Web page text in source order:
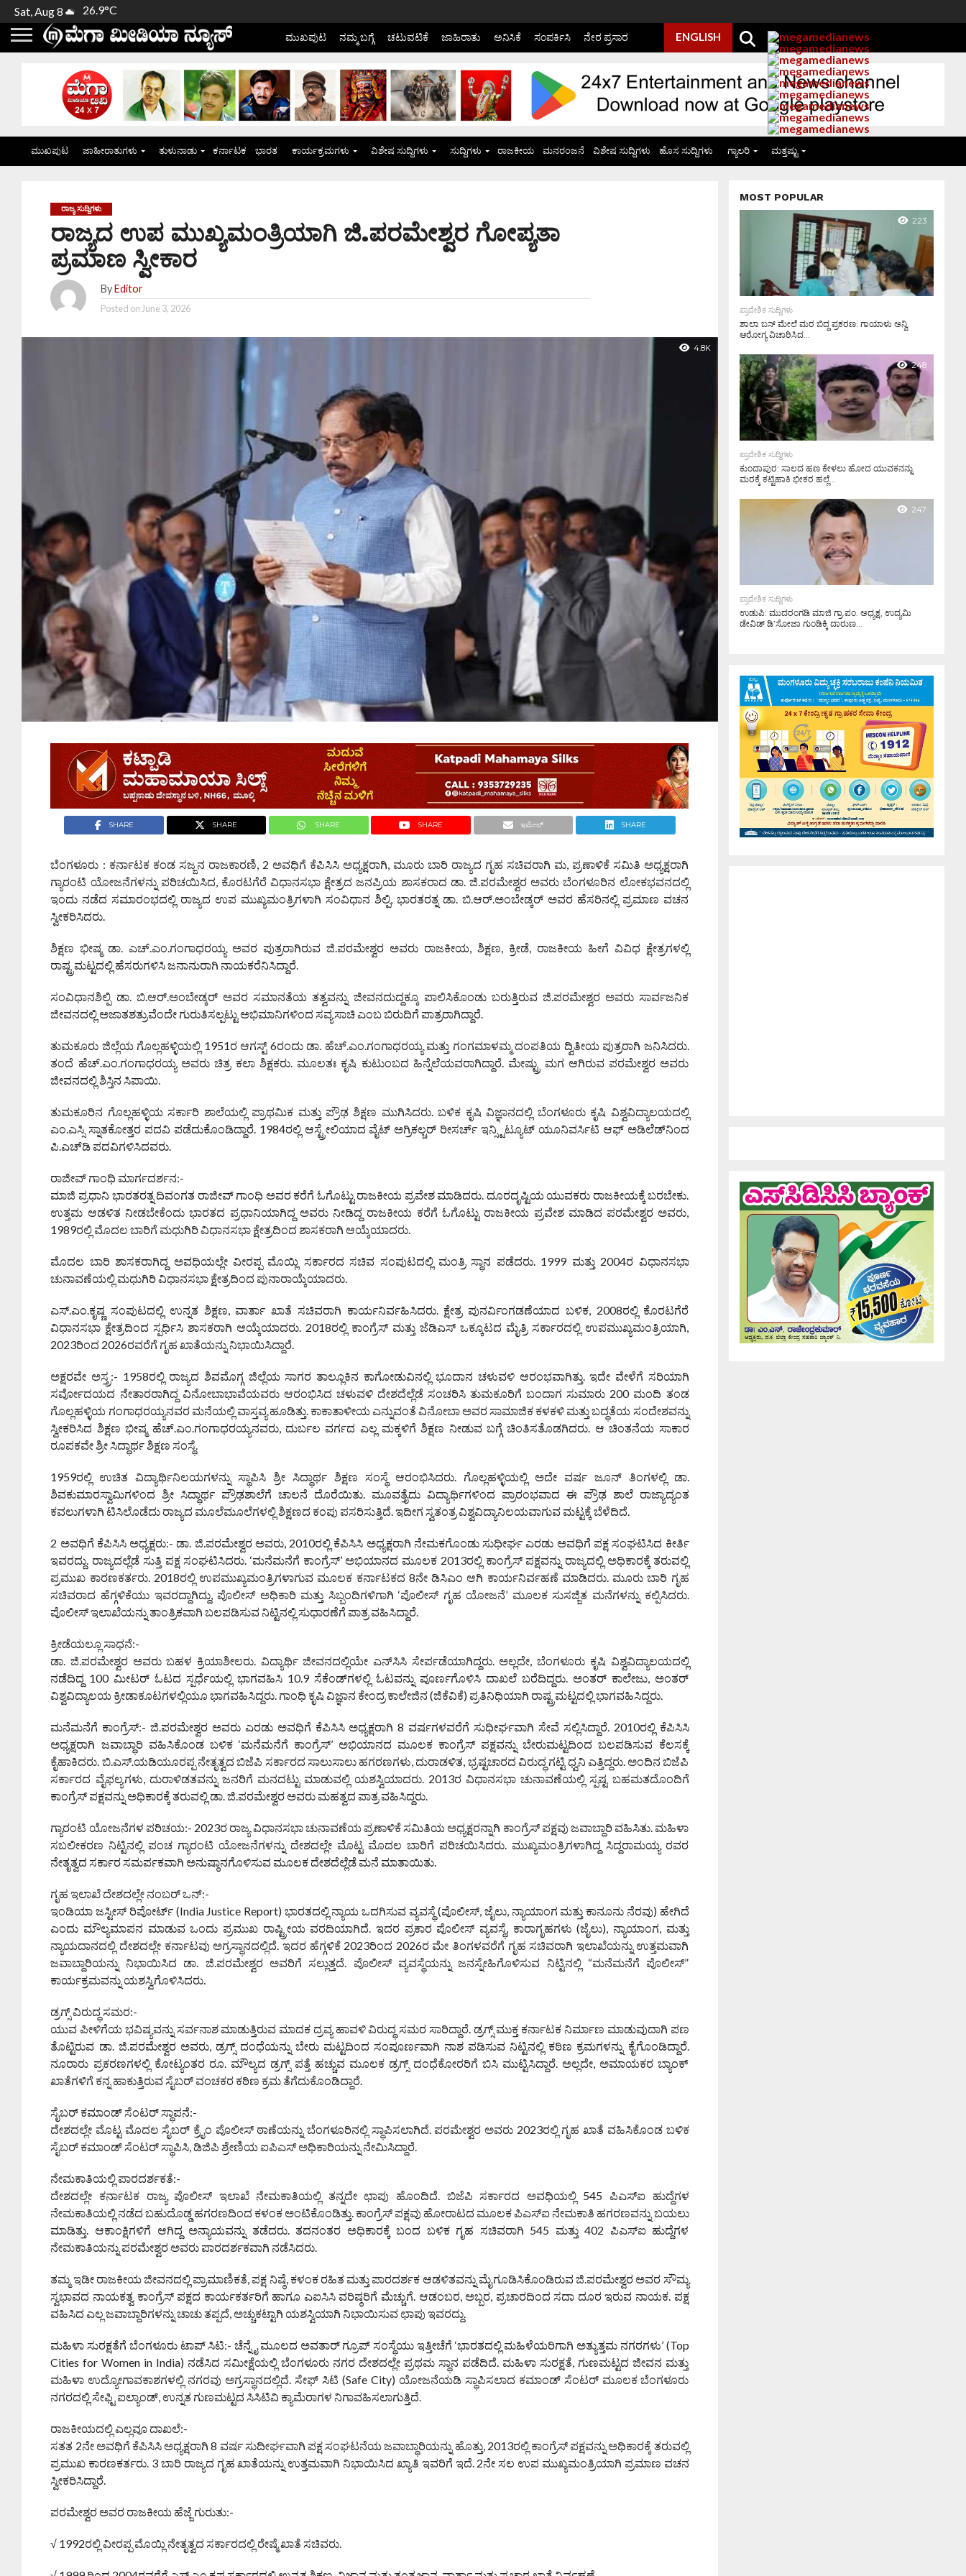
Sat, Aug 8 26.9°C
ಮುಖಪುಟ ನಮ್ಮ ಬಗ್ಗೆ ಚಟುವಟಿಕೆ ಜಾಹಿರಾತು ಅನಿಸಿಕೆ ಸಂಪರ್ಕಿಸಿ ನೇರ ಪ್ರಸಾರ ENGLISH
ಮುಖಪುಟ ಜಾಹೀರಾತುಗಳು ತುಳುನಾಡು ಕರ್ನಾಟಕ ಭಾರತ ಕಾರ್ಯಕ್ರಮಗಳು ವಿಶೇಷ ಸುದ್ದಿಗಳು ಸುದ್ದಿಗಳು ರಾಜಕೀಯ ಮನರಂಜನೆ ವಿಶೇಷ ಸುದ್ದಿಗಳು ಹೊಸ ಸುದ್ದಿಗಳು ಗ್ಯಾಲರಿ ಮತ್ತಷ್ಟು
ರಾಜ್ಯ ಸುದ್ದಿಗಳು
ರಾಜ್ಯದ ಉಪ ಮುಖ್ಯಮಂತ್ರಿಯಾಗಿ ಜಿ.ಪರಮೇಶ್ವರ ಗೋಪ್ಯತಾ
ಪ್ರಮಾಣ ಸ್ವೀಕಾರ
By Editor
Posted on June 3, 2026
4.8K
SHARE SHARE SHARE SHARE ಇಮೇಲ್ SHARE
ಬೆಂಗಳೂರು : ಕರ್ನಾಟಕ ಕಂಡ ಸಜ್ಜನ ರಾಜಕಾರಣಿ, 2 ಅವಧಿಗೆ ಕೆಪಿಸಿಸಿ ಅಧ್ಯಕ್ಷರಾಗಿ, ಮೂರು ಬಾರಿ ರಾಜ್ಯದ ಗೃಹ ಸಚಿವರಾಗಿ ಮ, ಪ್ರಣಾಳಿಕೆ ಸಮಿತಿ ಅಧ್ಯಕ್ಷರಾಗಿ
ಗ್ಯಾರಂಟಿ ಯೋಜನೆಗಳನ್ನು ಪರಿಚಯಿಸಿದ, ಕೊರಟಗೆರೆ ವಿಧಾನಸಭಾ ಕ್ಷೇತ್ರದ ಜನಪ್ರಿಯ ಶಾಸಕರಾದ ಡಾ. ಜಿ.ಪರಮೇಶ್ವರ ಅವರು ಬೆಂಗಳೂರಿನ ಲೋಕಭವನದಲ್ಲಿ
ಇಂದು ನಡೆದ ಸಮಾರಂಭದಲ್ಲಿ ರಾಜ್ಯದ ಉಪ ಮುಖ್ಯಮಂತ್ರಿಗಳಾಗಿ ಸಂವಿಧಾನ ಶಿಲ್ಪಿ, ಭಾರತರತ್ನ ಡಾ. ಬಿ.ಆರ್.ಅಂಬೇಡ್ಕರ್ ಅವರ ಹೆಸರಿನಲ್ಲಿ ಪ್ರಮಾಣ ವಚನ
ಸ್ವೀಕರಿಸಿದರು.
ಶಿಕ್ಷಣ ಭೀಷ್ಮ ಡಾ. ಎಚ್.ಎಂ.ಗಂಗಾಧರಯ್ಯ ಅವರ ಪುತ್ರರಾಗಿರುವ ಜಿ.ಪರಮೇಶ್ವರ ಅವರು ರಾಜಕೀಯ, ಶಿಕ್ಷಣ, ಕ್ರೀಡೆ, ರಾಜಕೀಯ ಹೀಗೆ ವಿವಿಧ ಕ್ಷೇತ್ರಗಳಲ್ಲಿ
ರಾಷ್ಟ್ರಮಟ್ಟದಲ್ಲಿ ಹೆಸರುಗಳಿಸಿ ಜನಾನುರಾಗಿ ನಾಯಕರೆನಿಸಿದ್ದಾರೆ.
ಸಂವಿಧಾನಶಿಲ್ಪಿ ಡಾ. ಬಿ.ಆರ್.ಅಂಬೇಡ್ಕರ್ ಅವರ ಸಮಾನತೆಯ ತತ್ವವನ್ನು ಜೀವನದುದ್ದಕ್ಕೂ ಪಾಲಿಸಿಕೊಂಡು ಬರುತ್ತಿರುವ ಜಿ.ಪರಮೇಶ್ವರ ಅವರು ಸಾರ್ವಜನಿಕ
ಜೀವನದಲ್ಲಿ ಅಜಾತಶತ್ರುವೆಂದೇ ಗುರುತಿಸಲ್ಪಟ್ಟು ಅಭಿಮಾನಿಗಳಿಂದ ಸವ್ಯಸಾಚಿ ಎಂಬ ಬಿರುದಿಗೆ ಪಾತ್ರರಾಗಿದ್ದಾರೆ.
ತುಮಕೂರು ಜಿಲ್ಲೆಯ ಗೊಲ್ಲಹಳ್ಳಿಯಲ್ಲಿ 1951ರ ಆಗಸ್ಟ್ 6ರಂದು ಡಾ. ಹೆಚ್.ಎಂ.ಗಂಗಾಧರಯ್ಯ ಮತ್ತು ಗಂಗಮಾಳಮ್ಮ ದಂಪತಿಯ ದ್ವಿತೀಯ ಪುತ್ರರಾಗಿ ಜನಿಸಿದರು.
ತಂದೆ ಹೆಚ್.ಎಂ.ಗಂಗಾಧರಯ್ಯ ಅವರು ಚಿತ್ರ ಕಲಾ ಶಿಕ್ಷಕರು. ಮೂಲತಃ ಕೃಷಿ ಕುಟುಂಬದ ಹಿನ್ನೆಲೆಯವರಾಗಿದ್ದಾರೆ. ಮೇಷ್ಟ್ರು ಮಗ ಆಗಿರುವ ಪರಮೇಶ್ವರ ಅವರು
ಜೀವನದಲ್ಲಿ ಶಿಸ್ತಿನ ಸಿಪಾಯಿ.
ತುಮಕೂರಿನ ಗೊಲ್ಲಹಳ್ಳಿಯ ಸರ್ಕಾರಿ ಶಾಲೆಯಲ್ಲಿ ಪ್ರಾಥಮಿಕ ಮತ್ತು ಪ್ರೌಢ ಶಿಕ್ಷಣ ಮುಗಿಸಿದರು. ಬಳಿಕ ಕೃಷಿ ವಿಜ್ಞಾನದಲ್ಲಿ ಬೆಂಗಳೂರು ಕೃಷಿ ವಿಶ್ವವಿದ್ಯಾಲಯದಲ್ಲಿ
ಎಂ.ಎಸ್ಸಿ ಸ್ನಾತಕೋತ್ತರ ಪದವಿ ಪಡೆದುಕೊಂಡಿದ್ದಾರೆ. 1984ರಲ್ಲಿ ಆಸ್ಟ್ರೇಲಿಯಾದ ವೈಟ್ ಅಗ್ರಿಕಲ್ಚರ್ ರೀಸರ್ಚ್ ಇನ್ಸ್ಟಿಟ್ಯೂಟ್ ಯೂನಿವರ್ಸಿಟಿ ಆಫ್ ಅಡಿಲೆಡ್‌ನಿಂದ
ಪಿ.ಎಚ್‌ಡಿ ಪದವಿಗಳಿಸಿದವರು.
ರಾಜೀವ್ ಗಾಂಧಿ ಮಾರ್ಗದರ್ಶನ:-
ಮಾಜಿ ಪ್ರಧಾನಿ ಭಾರತರತ್ನ ದಿವಂಗತ ರಾಜೀವ್ ಗಾಂಧಿ ಅವರ ಕರೆಗೆ ಓಗೊಟ್ಟು ರಾಜಕೀಯ ಪ್ರವೇಶ ಮಾಡಿದರು. ದೂರದೃಷ್ಟಿಯ ಯುವಕರು ರಾಜಕೀಯಕ್ಕೆ ಬರಬೇಕು.
ಉತ್ತಮ ಆಡಳಿತ ನೀಡಬೇಕೆಂದು ಭಾರತದ ಪ್ರಧಾನಿಯಾಗಿದ್ದ ಅವರು ನೀಡಿದ್ದ ರಾಜಕೀಯ ಕರೆಗೆ ಓಗೊಟ್ಟು ರಾಜಕೀಯ ಪ್ರವೇಶ ಮಾಡಿದ ಪರಮೇಶ್ವರ ಅವರು,
1989ರಲ್ಲಿ ಮೊದಲ ಬಾರಿಗೆ ಮಧುಗಿರಿ ವಿಧಾನಸಭಾ ಕ್ಷೇತ್ರದಿಂದ ಶಾಸಕರಾಗಿ ಆಯ್ಕೆಯಾದರು.
ಮೊದಲ ಬಾರಿ ಶಾಸಕರಾಗಿದ್ದ ಅವಧಿಯಲ್ಲೇ ವೀರಪ್ಪ ಮೊಯ್ಲಿ ಸರ್ಕಾರದ ಸಚಿವ ಸಂಪುಟದಲ್ಲಿ ಮಂತ್ರಿ ಸ್ಥಾನ ಪಡೆದರು. 1999 ಮತ್ತು 2004ರ ವಿಧಾನಸಭಾ
ಚುನಾವಣೆಯಲ್ಲಿ ಮಧುಗಿರಿ ವಿಧಾನಸಭಾ ಕ್ಷೇತ್ರದಿಂದ ಪುನಾರಾಯ್ಕೆಯಾದರು.
ಎಸ್.ಎಂ.ಕೃಷ್ಣ ಸಂಪುಟದಲ್ಲಿ ಉನ್ನತ ಶಿಕ್ಷಣ, ವಾರ್ತಾ ಖಾತೆ ಸಚಿವರಾಗಿ ಕಾರ್ಯನಿರ್ವಹಿಸಿದರು. ಕ್ಷೇತ್ರ ಪುನರ್ವಿಂಗಡಣೆಯಾದ ಬಳಿಕ, 2008ರಲ್ಲಿ ಕೊರಟಗೆರೆ
ವಿಧಾನಸಭಾ ಕ್ಷೇತ್ರದಿಂದ ಸ್ಪರ್ಧಿಸಿ ಶಾಸಕರಾಗಿ ಆಯ್ಕೆಯಾದರು. 2018ರಲ್ಲಿ ಕಾಂಗ್ರೆಸ್ ಮತ್ತು ಜೆಡಿಎಸ್ ಒಕ್ಕೂಟದ ಮೈತ್ರಿ ಸರ್ಕಾರದಲ್ಲಿ ಉಪಮುಖ್ಯಮಂತ್ರಿಯಾಗಿ,
2023ರಿಂದ 2026ರವರೆಗೆ ಗೃಹ ಖಾತೆಯನ್ನು ನಿಭಾಯಿಸಿದ್ದಾರೆ.
ಅಕ್ಷರವೇ ಅಸ್ತ್ರ:- 1958ರಲ್ಲಿ ರಾಜ್ಯದ ಶಿವಮೊಗ್ಗ ಜಿಲ್ಲೆಯ ಸಾಗರ ತಾಲ್ಲೂಕಿನ ಕಾಗೋಡುವಿನಲ್ಲಿ ಭೂದಾನ ಚಳುವಳಿ ಆರಂಭವಾಗಿತ್ತು. ಇದೇ ವೇಳೆಗೆ ಸರಿಯಾಗಿ
ಸರ್ವೋದಯದ ನೇತಾರರಾಗಿದ್ದ ವಿನೋಬಾಭಾವೆಯವರು ಆರಂಭಿಸಿದ ಚಳುವಳಿ ದೇಶದೆಲ್ಲೆಡೆ ಸಂಚರಿಸಿ ತುಮಕೂರಿಗೆ ಬಂದಾಗ ಸುಮಾರು 200 ಮಂದಿ ತಂಡ
ಗೊಲ್ಲಹಳ್ಳಿಯ ಗಂಗಾಧರಯ್ಯನವರ ಮನೆಯಲ್ಲಿ ವಾಸ್ತವ್ಯ ಹೂಡಿತ್ತು. ಕಾಕಾತಾಳೀಯ ಎನ್ನುವಂತೆ ವಿನೋಬಾ ಅವರ ಸಾಮಾಜಿಕ ಕಳಕಳಿ ಮತ್ತು ಬದ್ಧತೆಯ ಸಂದೇಶವನ್ನು
ಸ್ವೀಕರಿಸಿದ ಶಿಕ್ಷಣ ಭೀಷ್ಮ ಹೆಚ್.ಎಂ.ಗಂಗಾಧರಯ್ಯನವರು, ದುರ್ಬಲ ವರ್ಗದ ಎಲ್ಲ ಮಕ್ಕಳಿಗೆ ಶಿಕ್ಷಣ ನೀಡುವ ಬಗ್ಗೆ ಚಿಂತಿಸತೊಡಗಿದರು. ಆ ಚಿಂತನೆಯ ಸಾಕಾರ
ರೂಪಕವೇ ಶ್ರೀ ಸಿದ್ಧಾರ್ಥ ಶಿಕ್ಷಣ ಸಂಸ್ಥೆ.
1959ರಲ್ಲಿ ಉಚಿತ ವಿದ್ಯಾರ್ಥಿನಿಲಯಗಳನ್ನು ಸ್ಥಾಪಿಸಿ ಶ್ರೀ ಸಿದ್ಧಾರ್ಥ ಶಿಕ್ಷಣ ಸಂಸ್ಥೆ ಆರಂಭಿಸಿದರು. ಗೊಲ್ಲಹಳ್ಳಿಯಲ್ಲಿ ಅದೇ ವರ್ಷ ಜೂನ್ ತಿಂಗಳಲ್ಲಿ ಡಾ.
ಶಿವಕುಮಾರಸ್ವಾಮಿಗಳಿಂದ ಶ್ರೀ ಸಿದ್ಧಾರ್ಥ ಪ್ರೌಢಶಾಲೆಗೆ ಚಾಲನೆ ದೊರೆಯಿತು. ಮೂವತ್ತೈದು ವಿದ್ಯಾರ್ಥಿಗಳಿಂದ ಪ್ರಾರಂಭವಾದ ಈ ಪ್ರೌಢ ಶಾಲೆ ರಾಜ್ಯಾದ್ಯಂತ
ಕವಲುಗಳಾಗಿ ಟಿಸಿಲೊಡೆದು ರಾಜ್ಯದ ಮೂಲೆಮೂಲೆಗಳಲ್ಲಿ ಶಿಕ್ಷಣದ ಕಂಪು ಪಸರಿಸುತ್ತಿದೆ. ಇದೀಗ ಸ್ವತಂತ್ರ ವಿಶ್ವವಿದ್ಯಾನಿಲಯವಾಗುವ ಮಟ್ಟಕ್ಕೆ ಬೆಳೆದಿದೆ.
2 ಅವಧಿಗೆ ಕೆಪಿಸಿಸಿ ಅಧ್ಯಕ್ಷರು:- ಡಾ. ಜಿ.ಪರಮೇಶ್ವರ ಅವರು, 2010ರಲ್ಲಿ ಕೆಪಿಸಿಸಿ ಅಧ್ಯಕ್ಷರಾಗಿ ನೇಮಕಗೊಂಡು ಸುಧೀರ್ಘ ಎರಡು ಅವಧಿಗೆ ಪಕ್ಷ ಸಂಘಟಿಸಿದ ಕೀರ್ತಿ
ಇವರದ್ದು. ರಾಜ್ಯದಲ್ಲೆಡೆ ಸುತ್ತಿ ಪಕ್ಷ ಸಂಘಟಿಸಿದರು. ‘ಮನೆಮನೆಗೆ ಕಾಂಗ್ರೆಸ್’ ಅಭಿಯಾನದ ಮೂಲಕ 2013ರಲ್ಲಿ ಕಾಂಗ್ರೆಸ್ ಪಕ್ಷವನ್ನು ರಾಜ್ಯದಲ್ಲಿ ಅಧಿಕಾರಕ್ಕೆ ತರುವಲ್ಲಿ
ಪ್ರಮುಖ ಕಾರಣಕರ್ತರು. 2018ರಲ್ಲಿ ಉಪಮುಖ್ಯಮಂತ್ರಿಗಳಾಗುವ ಮೂಲಕ ಕರ್ನಾಟಕದ 8ನೇ ಡಿಸಿಎಂ ಆಗಿ ಕಾರ್ಯನಿರ್ವಹಣೆ ಮಾಡಿದರು. ಮೂರು ಬಾರಿ ಗೃಹ
ಸಚಿವರಾದ ಹೆಗ್ಗಳಿಕೆಯು ಇವರದ್ದಾಗಿದ್ದು, ಪೊಲೀಸ್ ಅಧಿಕಾರಿ ಮತ್ತು ಸಿಬ್ಬಂದಿಗಳಿಗಾಗಿ ‘ಪೊಲೀಸ್ ಗೃಹ ಯೋಜನೆ’ ಮೂಲಕ ಸುಸಜ್ಜಿತ ಮನೆಗಳನ್ನು ಕಲ್ಪಿಸಿದರು.
ಪೊಲೀಸ್ ಇಲಾಖೆಯನ್ನು ತಾಂತ್ರಿಕವಾಗಿ ಬಲಪಡಿಸುವ ನಿಟ್ಟಿನಲ್ಲಿ ಸುಧಾರಣೆಗೆ ಪಾತ್ರ ವಹಿಸಿದ್ದಾರೆ.
ಕ್ರೀಡೆಯಲ್ಲೂ ಸಾಧನೆ:-
ಡಾ. ಜಿ.ಪರಮೇಶ್ವರ ಅವರು ಬಹಳ ಕ್ರಿಯಾಶೀಲರು. ವಿದ್ಯಾರ್ಥಿ ಜೀವನದಲ್ಲಿಯೇ ಎನ್‌ಸಿಸಿ ಸೇರ್ಪಡೆಯಾಗಿದ್ದರು. ಅಲ್ಲದೇ, ಬೆಂಗಳೂರು ಕೃಷಿ ವಿಶ್ವವಿದ್ಯಾಲಯದಲ್ಲಿ
ನಡೆದಿದ್ದ 100 ಮೀಟರ್ ಓಟದ ಸ್ಪರ್ಧೆಯಲ್ಲಿ ಭಾಗವಹಿಸಿ 10.9 ಸೆಕೆಂಡ್‌ಗಳಲ್ಲಿ ಓಟವನ್ನು ಪೂರ್ಣಗೊಳಿಸಿ ದಾಖಲೆ ಬರೆದಿದ್ದರು. ಅಂತರ್ ಕಾಲೇಜು, ಅಂತರ್
ವಿಶ್ವವಿದ್ಯಾಲಯ ಕ್ರೀಡಾಕೂಟಗಳಲ್ಲಿಯೂ ಭಾಗವಹಿಸಿದ್ದರು. ಗಾಂಧಿ ಕೃಷಿ ವಿಜ್ಞಾನ ಕೇಂದ್ರ ಕಾಲೇಜಿನ (ಜಿಕೆವಿಕೆ) ಪ್ರತಿನಿಧಿಯಾಗಿ ರಾಷ್ಟ್ರಮಟ್ಟದಲ್ಲಿ ಭಾಗವಹಿಸಿದ್ದರು.
ಮನೆಮನೆಗೆ ಕಾಂಗ್ರೆಸ್:- ಜಿ.ಪರಮೇಶ್ವರ ಅವರು ಎರಡು ಅವಧಿಗೆ ಕೆಪಿಸಿಸಿ ಅಧ್ಯಕ್ಷರಾಗಿ 8 ವರ್ಷಗಳವರೆಗೆ ಸುಧೀರ್ಘವಾಗಿ ಸೇವೆ ಸಲ್ಲಿಸಿದ್ದಾರೆ. 2010ರಲ್ಲಿ ಕೆಪಿಸಿಸಿ
ಅಧ್ಯಕ್ಷರಾಗಿ ಜವಾಬ್ಧಾರಿ ವಹಿಸಿಕೊಂಡ ಬಳಿಕ ‘ಮನೆಮನೆಗೆ ಕಾಂಗ್ರೆಸ್’ ಅಭಿಯಾನದ ಮೂಲಕ ಕಾಂಗ್ರೆಸ್ ಪಕ್ಷವನ್ನು ಬೇರುಮಟ್ಟದಿಂದ ಬಲಪಡಿಸುವ ಕೆಲಸಕ್ಕೆ
ಕೈಹಾಕಿದರು‌. ಬಿ.ಎಸ್.ಯಡಿಯೂರಪ್ಪ ನೇತೃತ್ವದ ಬಿಜೆಪಿ ಸರ್ಕಾರದ ಸಾಲುಸಾಲು ಹಗರಣಗಳು, ದುರಾಡಳಿತ, ಭ್ರಷ್ಟಚಾರದ ವಿರುದ್ಧ ಗಟ್ಟಿ ಧ್ವನಿ ಎತ್ತಿದ್ದರು. ಅಂದಿನ ಬಿಜೆಪಿ
ಸರ್ಕಾರದ ವೈಫಲ್ಯಗಳು, ದುರಾಳಿಡತವನ್ನು ಜನರಿಗೆ ಮನದಟ್ಟು ಮಾಡುವಲ್ಲಿ ಯಶಸ್ವಿಯಾದರು. 2013ರ ವಿಧಾನಸಭಾ ಚುನಾವಣೆಯಲ್ಲಿ ಸ್ಪಷ್ಟ ಬಹಮತದೊಂದಿಗೆ
ಕಾಂಗ್ರೆಸ್ ಪಕ್ಷವನ್ನು ಅಧಿಕಾರಕ್ಕೆ ತರುವಲ್ಲಿ ಡಾ. ಜಿ.ಪರಮೇಶ್ವರ ಅವರು ಮಹತ್ವದ ಪಾತ್ರ ವಹಿಸಿದ್ದರು.
ಗ್ಯಾರಂಟಿ ಯೋಜನೆಗಳ ಪರಿಚಯ:- 2023ರ ರಾಜ್ಯ ವಿಧಾನಸಭಾ ಚುನಾವಣೆಯ ಪ್ರಣಾಳಿಕೆ‌ ಸಮಿತಿಯ ಅಧ್ಯಕ್ಷರನ್ನಾಗಿ ಕಾಂಗ್ರೆಸ್ ಪಕ್ಷವು ಜವಾಬ್ದಾರಿ ವಹಿಸಿತು. ಮಹಿಳಾ
ಸಬಲೀಕರಣ ನಿಟ್ಟಿನಲ್ಲಿ ಪಂಚ ಗ್ಯಾರಂಟಿ ಯೋಜನೆಗಳನ್ನು ದೇಶದಲ್ಲೇ ಮೊಟ್ಟ ಮೊದಲ ಬಾರಿಗೆ ಪರಿಚಯಿಸಿದರು. ಮುಖ್ಯಮಂತ್ರಿಗಳಾಗಿದ್ದ ಸಿದ್ದರಾಮಯ್ಯ ರವರ
ನೇತೃತ್ವದ ಸರ್ಕಾರ ಸಮರ್ಪಕವಾಗಿ ಅನುಷ್ಠಾನಗೊಳಿಸುವ ಮೂಲಕ ದೇಶದೆಲ್ಲೆಡೆ ಮನೆ ಮಾತಾಯಿತು.
ಗೃಹ ಇಲಾಖೆ ದೇಶದಲ್ಲೇ ನಂಬರ್ ಒನ್:-
ಇಂಡಿಯಾ ಜಸ್ಟೀಸ್ ರಿಪೋರ್ಟ್ (India Justice Report) ಭಾರತದಲ್ಲಿ ನ್ಯಾಯ ಒದಗಿಸುವ ವ್ಯವಸ್ಥೆ (ಪೊಲೀಸ್, ಜೈಲು, ನ್ಯಾಯಾಂಗ ಮತ್ತು ಕಾನೂನು ನೆರವು) ಹೇಗಿದೆ
ಎಂದು ಮೌಲ್ಯಮಾಪನ ಮಾಡುವ ಒಂದು ಪ್ರಮುಖ ರಾಷ್ಟ್ರೀಯ ವರದಿಯಾಗಿದೆ. ಇದರ ಪ್ರಕಾರ ಪೊಲೀಸ್ ವ್ಯವಸ್ಥೆ, ಕಾರಾಗೃಹಗಳು (ಜೈಲು), ನ್ಯಾಯಾಂಗ, ಮತ್ತು
ನ್ಯಾಯದಾನದಲ್ಲಿ ದೇಶದಲ್ಲೇ ಕರ್ನಾಟವು ಅಗ್ರಸ್ಥಾನದಲ್ಲಿದೆ. ಇದರ ಹೆಗ್ಗಳಿಕೆ 2023ರಿಂದ 2026ರ ಮೇ ತಿಂಗಳವರೆಗೆ ಗೃಹ ಸಚಿವರಾಗಿ ಇಲಾಖೆಯನ್ನು ಉತ್ತಮವಾಗಿ
ಜವಾಬ್ದಾರಿಯನ್ನು ನಿಭಾಯಿಸಿದ ಡಾ. ಜಿ.ಪರಮೇಶ್ವರ ಅವರಿಗೆ ಸಲ್ಲುತ್ತದೆ. ಪೊಲೀಸ್ ವ್ಯವಸ್ಥೆಯನ್ನು ಜನಸ್ನೇಹಿಗೊಳಿಸುವ ನಿಟ್ಟಿನಲ್ಲಿ “ಮನೆಮನೆಗೆ ಪೊಲೀಸ್”
ಕಾರ್ಯಕ್ರಮವನ್ನು ಯಶಸ್ವಿಗೊಳಿಸಿದರು.
ಡ್ರಗ್ಸ್ ವಿರುದ್ಧ ಸಮರ:-
ಯುವ ಪೀಳಿಗೆಯ ಭವಿಷ್ಯವನ್ನು ಸರ್ವನಾಶ ಮಾಡುತ್ತಿರುವ ಮಾದಕ ದ್ರವ್ಯ ಹಾವಳಿ ವಿರುದ್ಧ ಸಮರ ಸಾರಿದ್ದಾರೆ. ಡ್ರಗ್ಸ್ ಮುಕ್ತ ಕರ್ನಾಟಕ ನಿರ್ಮಾಣ ಮಾಡುವುದಾಗಿ ಪಣ
ತೊಟ್ಟಿರುವ ಡಾ. ಜಿ.ಪರಮೇಶ್ವರ ಅವರು, ಡ್ರಗ್ಸ್ ದಂಧೆಯನ್ನು ಬೇರು ಮಟ್ಟದಿಂದ ಸಂಪೂರ್ಣವಾಗಿ ನಾಶ ಪಡಿಸುವ ನಿಟ್ಟಿನಲ್ಲಿ ಕಠಿಣ ಕ್ರಮಗಳನ್ನು ಕೈಗೊಂಡಿದ್ದಾರೆ.
ನೂರಾರು ಪ್ರಕರಣಗಳಲ್ಲಿ ಕೋಟ್ಯಂತರ ರೂ. ಮೌಲ್ಯದ ಡ್ರಗ್ಸ್ ಪತ್ತೆ ಹಚ್ಚುವ ಮೂಲಕ ಡ್ರಗ್ಸ್ ದಂಧೆಕೋರರಿಗೆ ಬಿಸಿ ಮುಟ್ಟಿಸಿದ್ದಾರೆ. ಅಲ್ಲದೇ, ಅಮಾಯಕರ ಬ್ಯಾಂಕ್
ಖಾತೆಗಳಿಗೆ ಕನ್ನ ಹಾಕುತ್ತಿರುವ ಸೈಬರ್ ವಂಚಕರ ಕಠಿಣ ಕ್ರಮ ತೆಗೆದುಕೊಂಡಿದ್ದಾರೆ.
ಸೈಬರ್ ಕಮಾಂಡ್ ಸೆಂಟರ್ ಸ್ಥಾಪನೆ:-
ದೇಶದಲ್ಲೇ ಮೊಟ್ಟ ಮೊದಲ ಸೈಬರ್ ಕ್ರೈಂ ಪೊಲೀಸ್ ಠಾಣೆಯನ್ನು ಬೆಂಗಳೂರಿನಲ್ಲಿ ಸ್ಥಾಪಿಸಲಾಗಿದೆ. ಪರಮೇಶ್ವರ ಅವರು 2023ರಲ್ಲಿ ಗೃಹ ಖಾತೆ ವಹಿಸಿಕೊಂಡ ಬಳಿಕ
ಸೈಬರ್ ಕಮಾಂಡ್ ಸೆಂಟರ್ ಸ್ಥಾಪಿಸಿ, ಡಿಜಿಪಿ ಶ್ರೇಣಿಯ ಐಪಿಎಸ್ ಅಧಿಕಾರಿಯನ್ನು ನೇಮಿಸಿದ್ದಾರೆ.
ನೇಮಕಾತಿಯಲ್ಲಿ ಪಾರದರ್ಶಕತೆ:-
ದೇಶದಲ್ಲೇ ಕರ್ನಾಟಕ ರಾಜ್ಯ ಪೊಲೀಸ್ ಇಲಾಖೆ ನೇಮಕಾತಿಯಲ್ಲಿ ತನ್ನದೇ ಛಾಪು ಹೊಂದಿದೆ. ಬಿಜೆಪಿ ಸರ್ಕಾರದ ಅವಧಿಯಲ್ಲಿ 545 ಪಿಎಸ್‌ಐ ಹುದ್ದೆಗಳ
ನೇಮಕಾತಿಯಲ್ಲಿ ನಡೆದ ಬಹುದೊಡ್ಡ ಹಗರಣದಿಂದ ಕಳಂಕ ಅಂಟಿಕೊಂಡಿತ್ತು. ಕಾಂಗ್ರೆಸ್ ಪಕ್ಷವು ಹೋರಾಟದ ಮೂಲಕ ಪಿಎಸ್‌ಐ ನೇಮಕಾತಿ ಹಗರಣವನ್ನು ಬಯಲು
ಮಾಡಿತ್ತು. ಆಕಾಂಕ್ಷಿಗಳಿಗೆ ಆಗಿದ್ದ ಅನ್ಯಾಯವನ್ನು ತಡೆದರು. ತದನಂತರ ಅಧಿಕಾರಕ್ಕೆ ಬಂದ ಬಳಿಕ ಗೃಹ ಸಚಿವರಾಗಿ 545 ಮತ್ತು 402 ಪಿಎಸ್‌ಐ ಹುದ್ದೆಗಳ
ನೇಮಕಾತಿಯನ್ನು ಪರಮೇಶ್ವರ ಅವರು ಪಾರದರ್ಶಕವಾಗಿ ನಡೆಸಿದರು.
ತಮ್ಮ ಇಡೀ ರಾಜಕೀಯ ಜೀವನದಲ್ಲಿ ಪ್ರಾಮಾಣಿಕತೆ, ಪಕ್ಷ ನಿಷ್ಠೆ, ಕಳಂಕ ರಹಿತ ಮತ್ತು ಪಾರದರ್ಶಕ ಆಡಳಿತವನ್ನು ಮೈಗೂಡಿಸಿಕೊಂಡಿರುವ ಜಿ.ಪರಮೇಶ್ವರ ಅವರ ಸೌಮ್ಯ
ಸ್ವಭಾವದ ನಾಯಕತ್ವ ಕಾಂಗ್ರೆಸ್ ಪಕ್ಷದ ಕಾರ್ಯಕರ್ತರಿಗೆ ಹಾಗೂ ಎಐಸಿಸಿ ವರಿಷ್ಠರಿಗೆ ಮೆಚ್ಚುಗೆ. ಆಡಂಬರ, ಅಬ್ಬರ, ಪ್ರಚಾರದಿಂದ ಸದಾ ದೂರ ಇರುವ ನಾಯಕ. ಪಕ್ಷ
ವಹಿಸಿದ ಎಲ್ಲ ಜವಾಬ್ದಾರಿಗಳನ್ನು ಚಾಚು ತಪ್ಪದೆ, ಅಚ್ಚುಕಟ್ಟಾಗಿ ಯಶಸ್ವಿಯಾಗಿ ನಿಭಾಯಿಸುವ ಛಾಪು ಇವರದ್ದು.
ಮಹಿಳಾ ಸುರಕ್ಷತೆಗೆ ಬೆಂಗಳೂರು ಟಾಪ್ ಸಿಟಿ:- ಚೆನ್ನೈ ಮೂಲದ ಅವತಾರ್‌ ಗ್ರೂಪ್‌ ಸಂಸ್ಥೆಯು ಇತ್ತೀಚೆಗೆ ‘ಭಾರತದಲ್ಲಿ ಮಹಿಳೆಯರಿಗಾಗಿ ಅತ್ಯುತ್ತಮ ನಗರಗಳು’ (Top
Cities for Women in India) ನಡೆಸಿದ ಸಮೀಕ್ಷೆಯಲ್ಲಿ ಬೆಂಗಳೂರು ನಗರ ದೇಶದಲ್ಲೇ ಪ್ರಥಮ ಸ್ಥಾನ ಪಡೆದಿದೆ. ಮಹಿಳಾ ಸುರಕ್ಷತೆ, ಗುಣಮಟ್ಟದ ಜೀವನ ಮತ್ತು
ಮಹಿಳಾ ಉದ್ಯೋಗಾವಕಾಶಗಳಲ್ಲಿ ನಗರವು ಅಗ್ರಸ್ಥಾನದಲ್ಲಿದೆ. ಸೇಫ್ ಸಿಟಿ (Safe City) ಯೋಜನೆಯಡಿ ಸ್ಥಾಪಿಸಲಾದ ಕಮಾಂಡ್ ಸೆಂಟರ್ ಮೂಲಕ ಬೆಂಗಳೂರು
ನಗರದಲ್ಲಿ ಸೇಫ್ಟಿ ಐಲ್ಯಾಂಡ್, ಉನ್ನತ ಗುಣಮಟ್ಟದ ಸಿಸಿಟಿವಿ ಕ್ಯಾಮೆರಾಗಳ ನಿಗಾವಹಿಸಲಾಗುತ್ತಿದೆ.
ರಾಜಕೀಯದಲ್ಲಿ ಎಲ್ಲವೂ ದಾಖಲೆ:-
ಸತತ 2ನೇ ಅವಧಿಗೆ ಕೆಪಿಸಿಸಿ ಅಧ್ಯಕ್ಷರಾಗಿ 8 ವರ್ಷ ಸುದೀರ್ಘವಾಗಿ ಪಕ್ಷ ಸಂಘಟನೆಯ ಜವಾಬ್ಧಾರಿಯನ್ನು ಹೊತ್ತು, 2013ರಲ್ಲಿ ಕಾಂಗ್ರೆಸ್ ಪಕ್ಷವನ್ನು ಅಧಿಕಾರಕ್ಕೆ ತರುವಲ್ಲಿ
ಪ್ರಮುಖ ಕಾರಣಕರ್ತರು. 3 ಬಾರಿ ರಾಜ್ಯದ ಗೃಹ ಖಾತೆಯನ್ನು ಉತ್ತಮವಾಗಿ ನಿಭಾಯಿಸಿದ ಖ್ಯಾತಿ ಇವರಿಗೆ ಇದೆ. 2ನೇ ಸಲ ಉಪ ಮುಖ್ಯಮಂತ್ರಿಯಾಗಿ ಪ್ರಮಾಣ ವಚನ
ಸ್ವೀಕರಿಸಿದ್ದಾರೆ.
ಪರಮೇಶ್ವರ ಅವರ ರಾಜಕೀಯ ಹೆಜ್ಜೆ ಗುರುತು:-
√ 1992ರಲ್ಲಿ ವೀರಪ್ಪ ಮೊಯ್ಲಿ ನೇತೃತ್ವದ ಸರ್ಕಾರದಲ್ಲಿ ರೇಷ್ಮೆ ಖಾತೆ ಸಚಿವರು.
MOST POPULAR
223
ಪ್ರಾದೇಶಿಕ ಸುದ್ದಿಗಳು
ಶಾಲಾ ಬಸ್ ಮೇಲೆ ಮರ ಬಿದ್ದ ಪ್ರಕರಣ: ಗಾಯಾಳು ಅನ್ವಿ
ಆರೋಗ್ಯ ವಿಚಾರಿಸಿದ...
248
ಪ್ರಾದೇಶಿಕ ಸುದ್ದಿಗಳು
ಕುಂದಾಪುರ: ಸಾಲದ ಹಣ ಕೇಳಲು ಹೋದ ಯುವಕನನ್ನು
ಮರಕ್ಕೆ ಕಟ್ಟಿಹಾಕಿ ಭೀಕರ ಹಲ್ಲೆ...
247
ಪ್ರಾದೇಶಿಕ ಸುದ್ದಿಗಳು
ಉಡುಪಿ: ಮುದರಂಗಡಿ ಮಾಜಿ ಗ್ರಾ.ಪಂ. ಅಧ್ಯಕ್ಷ, ಉದ್ಯಮಿ
ಡೇವಿಡ್ ಡಿ’ಸೋಜಾ ಗುಂಡಿಕ್ಕಿ ದಾರುಣ...